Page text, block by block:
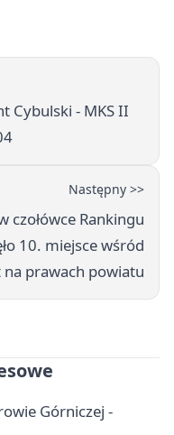
Cybulski - MKS II
Następny >>
czołówce Rankingu
10. miejsce wśród
na prawach powiatu
Górniczej -